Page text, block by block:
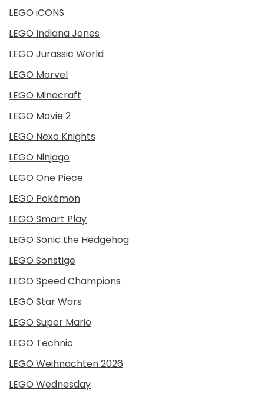
LEGO iCONS
LEGO Indiana Jones
LEGO Jurassic World
LEGO Marvel
LEGO Minecraft
LEGO Movie 2
LEGO Nexo Knights
LEGO Ninjago
LEGO One Piece
LEGO Pokémon
LEGO Smart Play
LEGO Sonic the Hedgehog
LEGO Sonstige
LEGO Speed Champions
LEGO Star Wars
LEGO Super Mario
LEGO Technic
LEGO Weihnachten 2026
LEGO Wednesday